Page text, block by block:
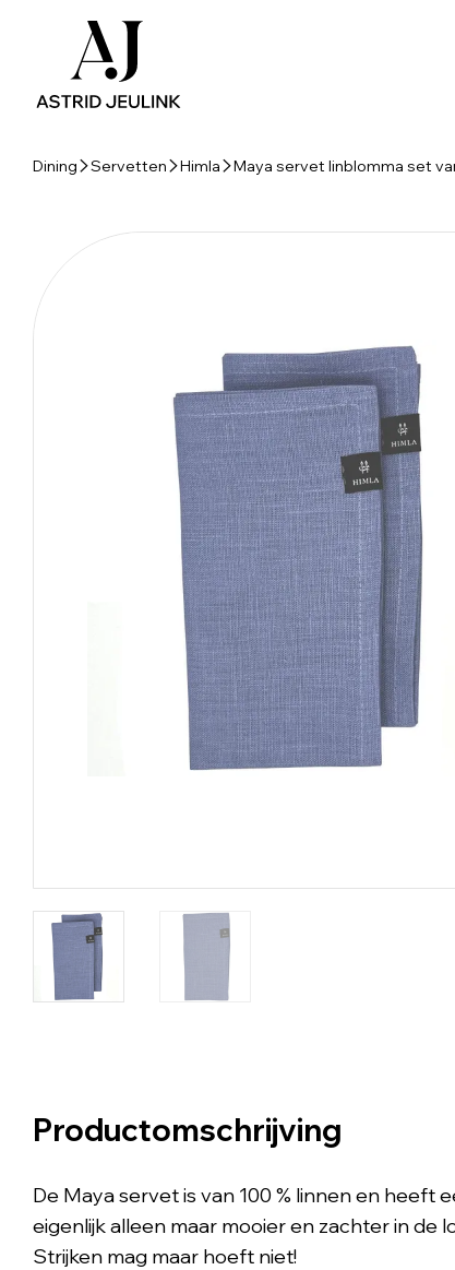
Dining Servetten Himla Maya servet linblomma set
Productomschrijving
De Maya servet is van 100 % linnen en heeft
eigenlijk alleen maar mooier en zachter in de
Strijken mag maar hoeft niet!